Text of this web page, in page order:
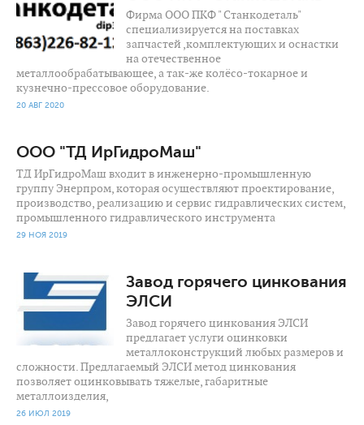
Фирма ООО ПКФ " Станкодеталь"
специализируется на поставках
запчастей ,комплектующих и оснастки
на отечественное
металлообрабатывающее, а так-же колёсо-токарное и
кузнечно-прессовое оборудование.
20 АВГ 2020
ООО "ТД ИрГидроМаш"
ТД ИрГидроМаш входит в инженерно-промышленную
группу Энерпром, которая осуществляют проектирование,
производство, реализацию и сервис гидравлических систем,
промышленного гидравлического инструмента
29 НОЯ 2019
Завод горячего цинкования
ЭЛСИ
Завод горячего цинкования ЭЛСИ
предлагает услуги оцинковки
металлоконструкций любых размеров и
сложности. Предлагаемый ЭЛСИ метод цинкования
позволяет оцинковывать тяжелые, габаритные
металлоизделия,
26 ИЮЛ 2019